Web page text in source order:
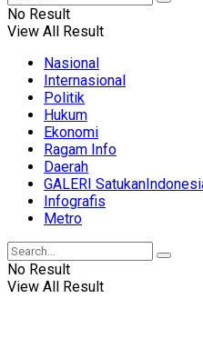
No Result
View All Result
Nasional
Internasional
Politik
Hukum
Ekonomi
Ragam Info
Daerah
GALERI
Infografis
Metro
No Result
View All Result